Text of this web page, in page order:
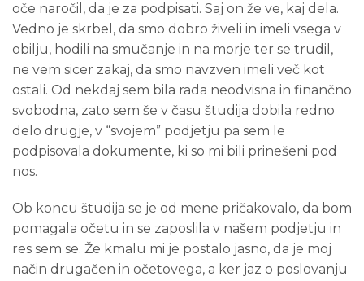
oče naročil, da je za podpisati. Saj on že ve, kaj dela.
Vedno je skrbel, da smo dobro živeli in imeli vsega v
obilju, hodili na smučanje in na morje ter se trudil,
ne vem sicer zakaj, da smo navzven imeli več kot
ostali. Od nekdaj sem bila rada neodvisna in finančno
svobodna, zato sem še v času študija dobila redno
delo drugje, v “svojem” podjetju pa sem le
podpisovala dokumente, ki so mi bili prinešeni pod
nos.
Ob koncu študija se je od mene pričakovalo, da bom
pomagala očetu in se zaposlila v našem podjetju in
res sem se. Že kmalu mi je postalo jasno, da je moj
način drugačen in očetovega, a ker jaz o poslovanju